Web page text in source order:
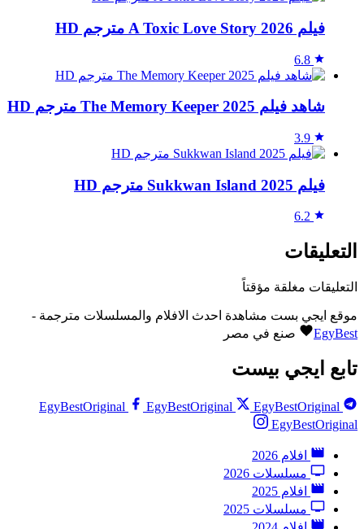
فيلم A Toxic Love Story 2026 مترجم HD
6.8
شاهد فيلم The Memory Keeper 2025 مترجم HD
3.9
فيلم Sukkwan Island 2025 مترجم HD
6.2
التعليقات
التعليقات مغلقة مؤقتاً
موقع ايجي بست مشاهدة احدث الافلام والمسلسلات مترجمة -
EgyBest
صنع في مصر
تابع ايجي بيست
EgyBestOriginal EgyBestOriginal
EgyBestOriginal
EgyBestOriginal
افلام 2026
مسلسلات 2026
افلام 2025
مسلسلات 2025